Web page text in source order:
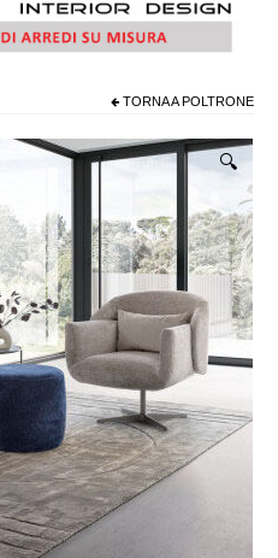
TORNA A POLTRONE
🔍